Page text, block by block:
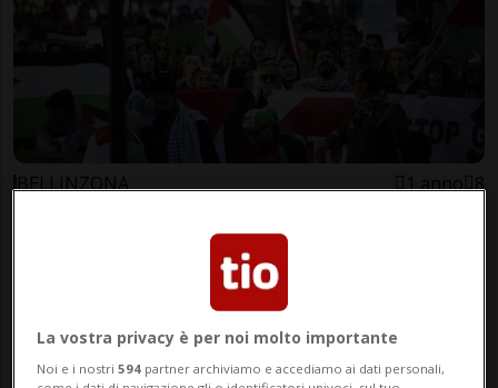
BELLINZONA 1 anno 8
Palestina? «Svizzera, hai fatto
La vostra privacy è per noi molto importante
Noi e i nostri594 partner archiviamo e accediamo ai dati personali,